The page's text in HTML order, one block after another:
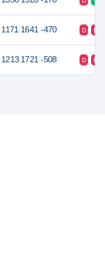
1171 1641 -470 D D
1213 1721 -508 D D